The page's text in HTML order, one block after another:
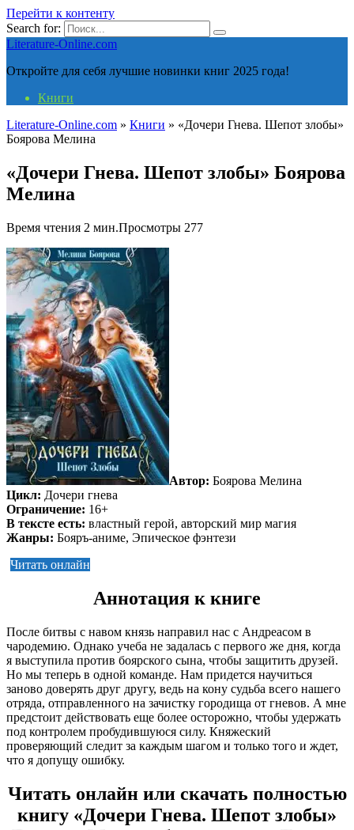
Перейти к контенту
Search for:
Literature-Online.com
Откройте для себя лучшие новинки книг 2025 года!
Книги
Literature-Online.com » Книги » «Дочери Гнева. Шепот злобы»
Боярова Мелина
«Дочери Гнева. Шепот злобы» Боярова
Мелина
Время чтения 2 мин.Просмотры 277
Автор: Боярова Мелина
Цикл: Дочери гнева
Ограничение: 16+
В тексте есть: властный герой, авторский мир магия
Жанры: Бояръ-аниме, Эпическое фэнтези
Читать онлайн
Аннотация к книге
После битвы с навом князь направил нас с Андреасом в
чародемию. Однако учеба не задалась с первого же дня, когда
я выступила против боярского сына, чтобы защитить друзей.
Но мы теперь в одной команде. Нам придется научиться
заново доверять друг другу, ведь на кону судьба всего нашего
отряда, отправленного на зачистку городища от гневов. А мне
предстоит действовать еще более осторожно, чтобы удержать
под контролем пробудившуюся силу. Княжеский
проверяющий следит за каждым шагом и только того и ждет,
что я допущу ошибку.
Читать онлайн или скачать полностью
книгу «Дочери Гнева. Шепот злобы»